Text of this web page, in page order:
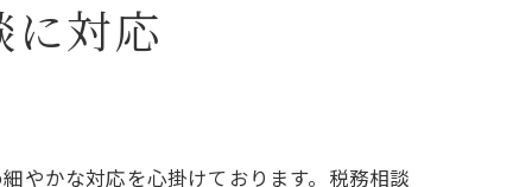
に対応
やかな対応を心掛けております。税務相談